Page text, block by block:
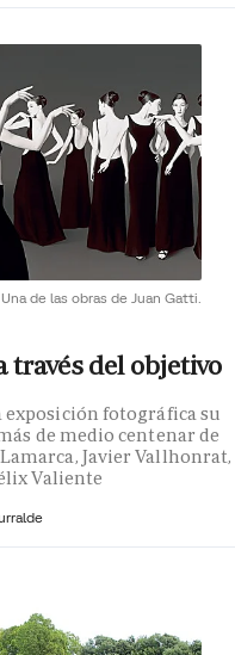
Una de las obras de Juan Gatti.
través del objetivo
exposición fotográfica su
de medio centenar de
Javier Vallhonrat,
Valiente